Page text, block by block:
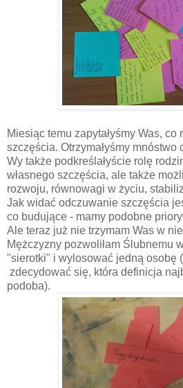
Miesiąc temu zapytałyśmy Was,
szczęścia. Otrzymałyśmy
Wy także podkreślałyście rolę
własnego szczęścia, ale także
rozwoju, równowagi w życiu,
Jak widać odczuwanie szczęścia
co budujące - mamy podobne
Ale teraz już nie trzymam Was w
Mężczyzny pozwoliłam Ślubnemu
"sierotki" i wylosować jedną osobę
zdecydować się, która definicja
podoba).